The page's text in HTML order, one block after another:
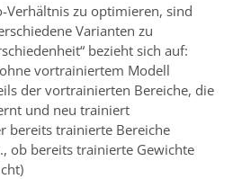
Verhältnis zu optimieren, sind
Varianten zu
bezieht sich auf:
vortrainiertem Modell
der vortrainierten Bereiche, die
und neu trainiert
bereits trainierte Bereiche
ob bereits trainierte Gewichte